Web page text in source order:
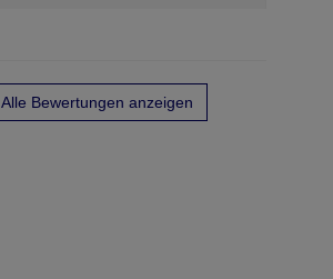
Alle Bewertungen anzeigen